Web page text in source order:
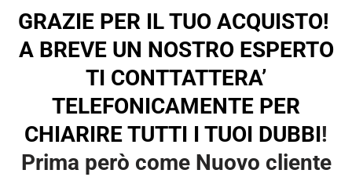
GRAZIE PER IL TUO ACQUISTO!
A BREVE UN NOSTRO ESPERTO
TI CONTTATTERA’
TELEFONICAMENTE PER
CHIARIRE TUTTI I TUOI DUBBI!
Prima però come Nuovo cliente